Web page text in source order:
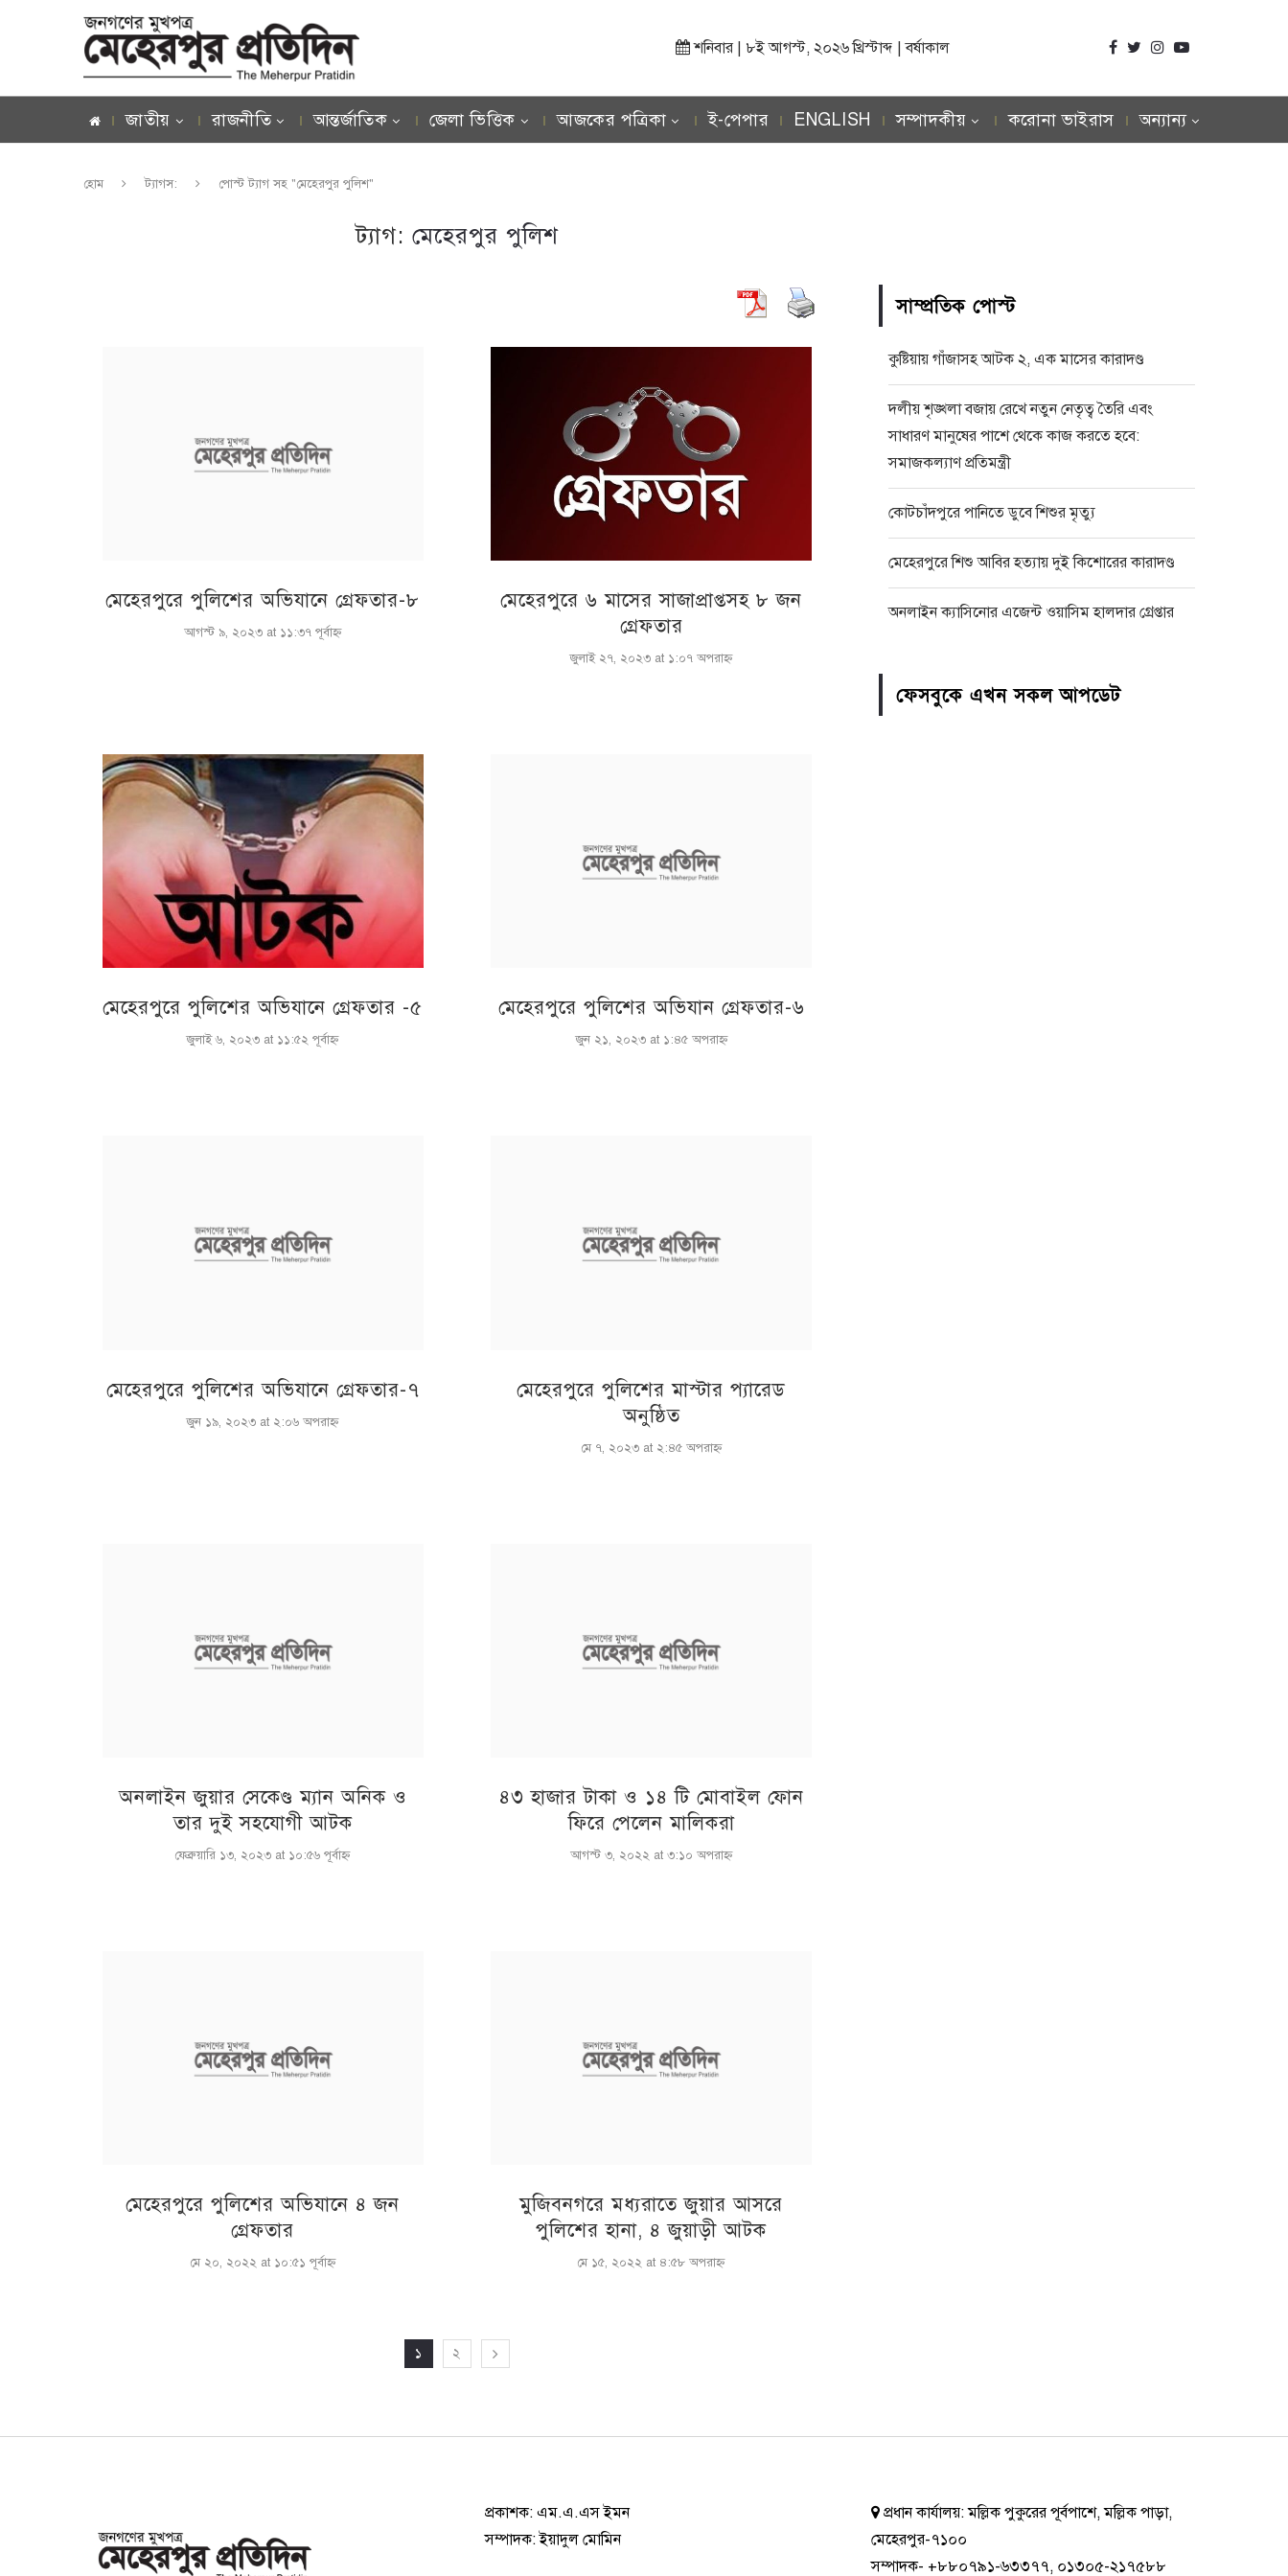
শনিবার | ৮ই আগস্ট, ২০২৬ খ্রিস্টাব্দ | বর্ষাকাল
জাতীয় রাজনীতি আন্তর্জাতিক জেলা ভিত্তিক আজকের পত্রিকা ই-পেপার ENGLISH সম্পাদকীয় করোনা ভাইরাস অন্যান্য
হোম ট্যাগস: পোস্ট ট্যাগ সহ "মেহেরপুর পুলিশ"
ট্যাগ: মেহেরপুর পুলিশ
মেহেরপুরে পুলিশের অভিযানে গ্রেফতার-৮
আগস্ট ৯, ২০২৩ at ১১:৩৭ পূর্বাহ্ণ
মেহেরপুরে ৬ মাসের সাজাপ্রাপ্তসহ ৮ জন
গ্রেফতার
জুলাই ২৭, ২০২৩ at ১:০৭ অপরাহ্ণ
মেহেরপুরে পুলিশের অভিযানে গ্রেফতার -৫
জুলাই ৬, ২০২৩ at ১১:৫২ পূর্বাহ্ণ
মেহেরপুরে পুলিশের অভিযান গ্রেফতার-৬
জুন ২১, ২০২৩ at ১:৪৫ অপরাহ্ণ
মেহেরপুরে পুলিশের অভিযানে গ্রেফতার-৭
জুন ১৯, ২০২৩ at ২:০৬ অপরাহ্ণ
মেহেরপুরে পুলিশের মাস্টার প্যারেড
অনুষ্ঠিত
মে ৭, ২০২৩ at ২:৪৫ অপরাহ্ণ
অনলাইন জুয়ার সেকেণ্ড ম্যান অনিক ও
তার দুই সহযোগী আটক
ফেব্রুয়ারি ১৩, ২০২৩ at ১০:৫৬ পূর্বাহ্ণ
৪৩ হাজার টাকা ও ১৪ টি মোবাইল ফোন
ফিরে পেলেন মালিকরা
আগস্ট ৩, ২০২২ at ৩:১০ অপরাহ্ণ
মেহেরপুরে পুলিশের অভিযানে ৪ জন
গ্রেফতার
মে ২০, ২০২২ at ১০:৫১ পূর্বাহ্ণ
মুজিবনগরে মধ্যরাতে জুয়ার আসরে
পুলিশের হানা, ৪ জুয়াড়ী আটক
মে ১৫, ২০২২ at ৪:৫৮ অপরাহ্ণ
১ ২
সাম্প্রতিক পোস্ট
কুষ্টিয়ায় গাঁজাসহ আটক ২, এক মাসের কারাদণ্ড
দলীয় শৃঙ্খলা বজায় রেখে নতুন নেতৃত্ব তৈরি এবং
সাধারণ মানুষের পাশে থেকে কাজ করতে হবে:
সমাজকল্যাণ প্রতিমন্ত্রী
কোটচাঁদপুরে পানিতে ডুবে শিশুর মৃত্যু
মেহেরপুরে শিশু আবির হত্যায় দুই কিশোরের কারাদণ্ড
অনলাইন ক্যাসিনোর এজেন্ট ওয়াসিম হালদার গ্রেপ্তার
ফেসবুকে এখন সকল আপডেট
প্রকাশক: এম.এ.এস ইমন
সম্পাদক: ইয়াদুল মোমিন
প্রধান কার্যালয়:মল্লিক পুকুরের পূর্বপাশে, মল্লিক পাড়া,
মেহেরপুর-৭১০০
সম্পাদক- +৮৮০৭৯১-৬৩৩৭৭, ০১৩০৫-২১৭৫৮৮